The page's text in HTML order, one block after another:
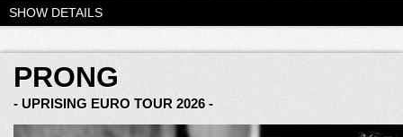
SHOW DETAILS
PRONG
- UPRISING EURO TOUR 2026 -